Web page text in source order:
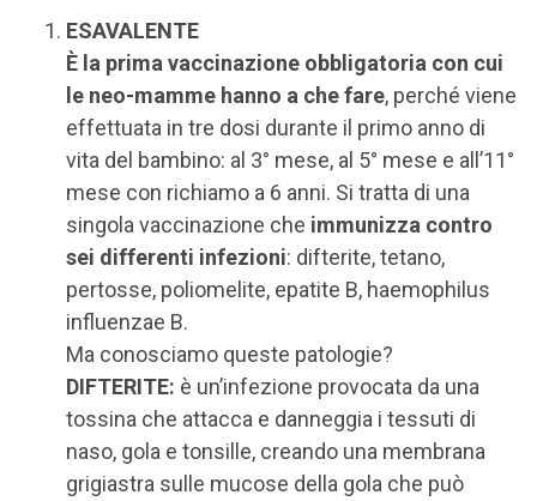
ESAVALENTE
È la prima vaccinazione obbligatoria con cui
le neo-mamme hanno a che fare, perché viene
effettuata in tre dosi durante il primo anno di
vita del bambino: al 3° mese, al 5° mese e all’11°
mese con richiamo a 6 anni. Si tratta di una
singola vaccinazione che immunizza contro
sei differenti infezioni: difterite, tetano,
pertosse, poliomelite, epatite B, haemophilus
influenzae B.
Ma conosciamo queste patologie?
DIFTERITE: è un’infezione provocata da una
tossina che attacca e danneggia i tessuti di
naso, gola e tonsille, creando una membrana
grigiastra sulle mucose della gola che può